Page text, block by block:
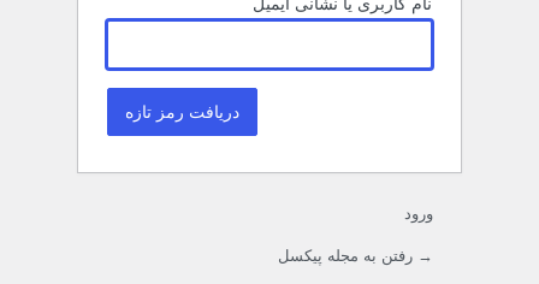
نام کاربری یا نشانی ایمیل
ورود
→ رفتن به مجله پیکسل